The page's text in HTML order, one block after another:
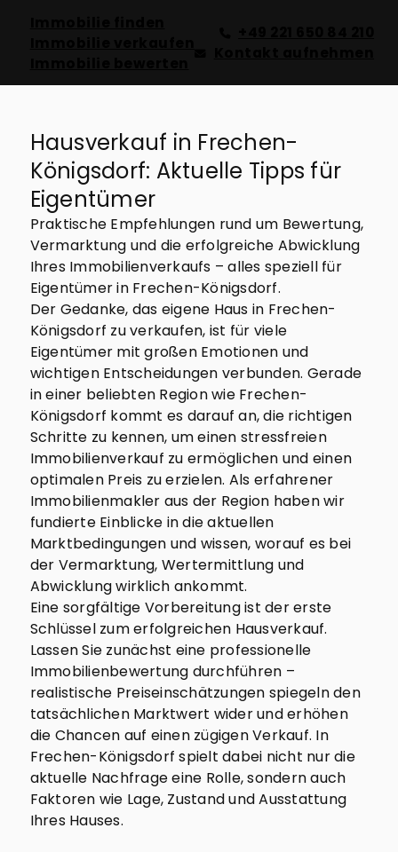
Hausverkauf in Frechen-
Königsdorf: Aktuelle Tipps für
Eigentümer
Praktische Empfehlungen rund um Bewertung,
Vermarktung und die erfolgreiche Abwicklung
Ihres Immobilienverkaufs – alles speziell für
Eigentümer in Frechen-Königsdorf.
Der Gedanke, das eigene Haus in Frechen-
Königsdorf zu verkaufen, ist für viele
Eigentümer mit großen Emotionen und
wichtigen Entscheidungen verbunden. Gerade
in einer beliebten Region wie Frechen-
Königsdorf kommt es darauf an, die richtigen
Schritte zu kennen, um einen stressfreien
Immobilienverkauf zu ermöglichen und einen
optimalen Preis zu erzielen. Als erfahrener
Immobilienmakler aus der Region haben wir
fundierte Einblicke in die aktuellen
Marktbedingungen und wissen, worauf es bei
der Vermarktung, Wertermittlung und
Abwicklung wirklich ankommt.
Eine sorgfältige Vorbereitung ist der erste
Schlüssel zum erfolgreichen Hausverkauf.
Lassen Sie zunächst eine professionelle
Immobilienbewertung durchführen –
realistische Preiseinschätzungen spiegeln den
tatsächlichen Marktwert wider und erhöhen
die Chancen auf einen zügigen Verkauf. In
Frechen-Königsdorf spielt dabei nicht nur die
aktuelle Nachfrage eine Rolle, sondern auch
Faktoren wie Lage, Zustand und Ausstattung
Ihres Hauses.